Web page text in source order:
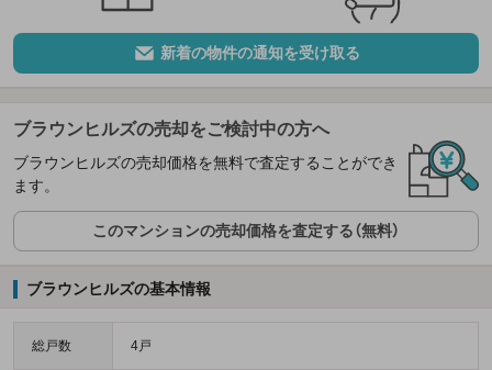
新着の物件の通知を受け取る
ブラウンヒルズの売却をご検討中の方へ
ブラウンヒルズの売却価格を無料で査定することができ
ます。
このマンションの売却価格を査定する（無料）
ブラウンヒルズの基本情報
総戸数 4戸